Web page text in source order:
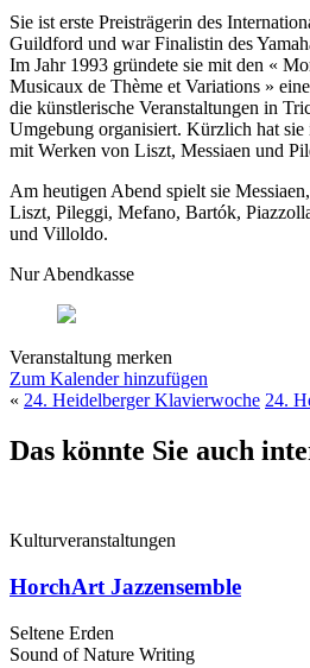
Sie ist erste Preisträgerin des
Guildford und war Finalistin des
Im Jahr 1993 gründete sie mit den «
Musicaux de Thème et Variations »
die künstlerische Veranstaltungen in
Umgebung organisiert. Kürzlich hat sie
mit Werken von Liszt, Messiaen und
Am heutigen Abend spielt sie
Liszt, Pileggi, Mefano, Bartók,
und Villoldo.
Nur Abendkasse
Veranstaltung merken
Zum Kalender hinzufügen
« 24. Heidelberger Klavierwoche 24.
Das könnte Sie auch
Kulturveranstaltungen
HorchArt Jazzensemble
Seltene Erden
Sound of Nature Writing